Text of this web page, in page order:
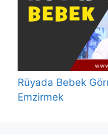
Rüyada Bebek
Emzirmek